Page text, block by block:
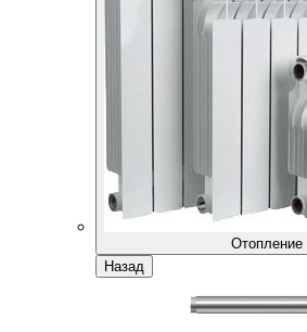
Отопление
Назад